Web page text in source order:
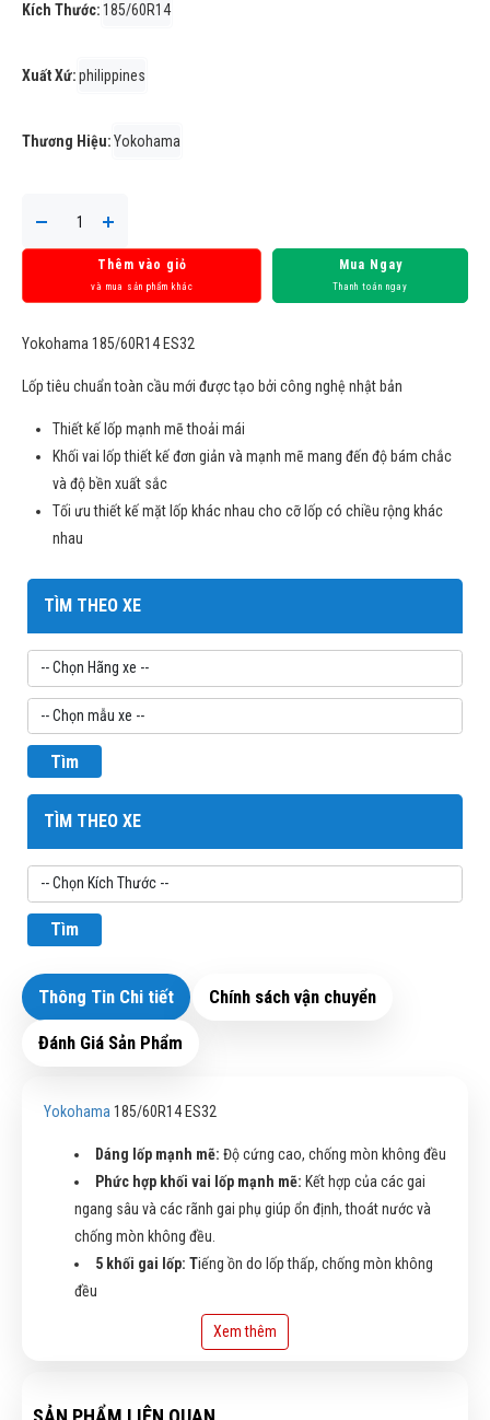
Kích Thước:185/60R14
Xuất Xứ:philippines
Thương Hiệu:Yokohama
Thêm vào giỏ
và mua sản phẩm khác
Mua Ngay
Thanh toán ngay
Yokohama 185/60R14 ES32
Lốp tiêu chuẩn toàn cầu mới được tạo bởi công nghệ nhật bản
Thiết kế lốp mạnh mẽ thoải mái
Khối vai lốp thiết kế đơn giản và mạnh mẽ mang đến độ bám chắc
và độ bền xuất sắc
Tối ưu thiết kế mặt lốp khác nhau cho cỡ lốp có chiều rộng khác
nhau
TÌM THEO XE
Tìm
TÌM THEO XE
Tìm
Thông Tin Chi tiết Chính sách vận chuyển
Đánh Giá Sản Phẩm
Yokohama 185/60R14 ES32
Dáng lốp mạnh mẽ: Độ cứng cao, chống mòn không đều
Phức hợp khối vai lốp mạnh mẽ: Kết hợp của các gai
ngang sâu và các rãnh gai phụ giúp ổn định, thoát nước và
chống mòn không đều.
5 khối gai lốp: Tiếng ồn do lốp thấp, chống mòn không
đều
Rãnh lốp hình tia chớp:Với khối cạnh riêng biệt giúp
tăng độ an toàn, thoát nước trên đường ư
nước tốt khi phanh trên đường ướt. Lái thẳng và cảm giác lái
Xem thêm